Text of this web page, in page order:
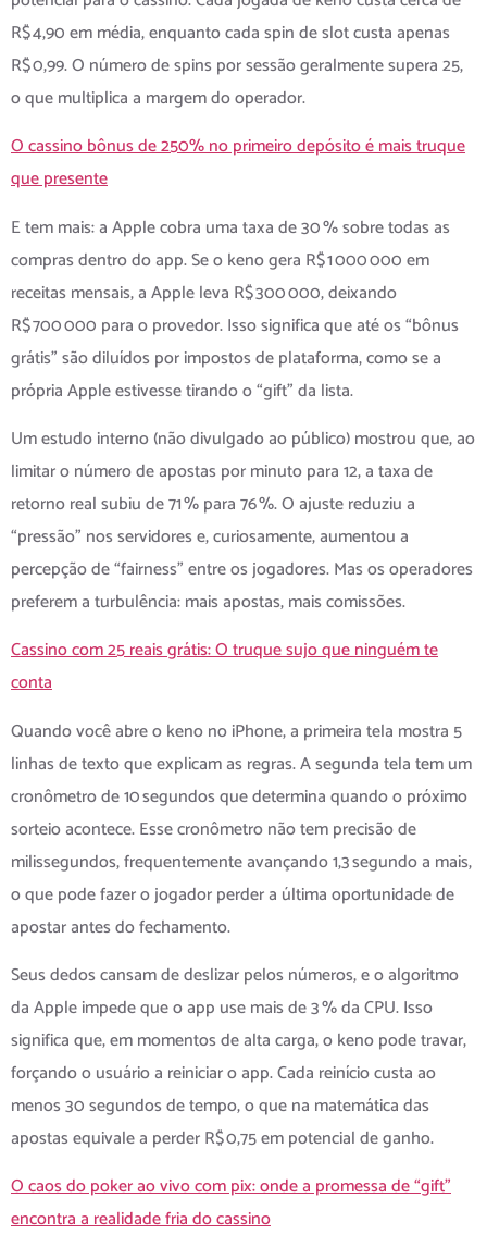
R$ 4,90 em média, enquanto cada spin de slot custa apenas
R$ 0,99. O número de spins por sessão geralmente supera 25,
o que multiplica a margem do operador.
O cassino bônus de 250% no primeiro depósito é mais truque
que presente
E tem mais: a Apple cobra uma taxa de 30 % sobre todas as
compras dentro do app. Se o keno gera R$ 1 000 000 em
receitas mensais, a Apple leva R$ 300 000, deixando
R$ 700 000 para o provedor. Isso significa que até os “bônus
grátis” são diluídos por impostos de plataforma, como se a
própria Apple estivesse tirando o “gift” da lista.
Um estudo interno (não divulgado ao público) mostrou que, ao
limitar o número de apostas por minuto para 12, a taxa de
retorno real subiu de 71 % para 76 %. O ajuste reduziu a
“pressão” nos servidores e, curiosamente, aumentou a
percepção de “fairness” entre os jogadores. Mas os operadores
preferem a turbulência: mais apostas, mais comissões.
Cassino com 25 reais grátis: O truque sujo que ninguém te
conta
Quando você abre o keno no iPhone, a primeira tela mostra 5
linhas de texto que explicam as regras. A segunda tela tem um
cronômetro de 10 segundos que determina quando o próximo
sorteio acontece. Esse cronômetro não tem precisão de
milissegundos, frequentemente avançando 1,3 segundo a mais,
o que pode fazer o jogador perder a última oportunidade de
apostar antes do fechamento.
Seus dedos cansam de deslizar pelos números, e o algoritmo
da Apple impede que o app use mais de 3 % da CPU. Isso
significa que, em momentos de alta carga, o keno pode travar,
forçando o usuário a reiniciar o app. Cada reinício custa ao
menos 30 segundos de tempo, o que na matemática das
apostas equivale a perder R$ 0,75 em potencial de ganho.
O caos do poker ao vivo com pix: onde a promessa de “gift”
encontra a realidade fria do cassino